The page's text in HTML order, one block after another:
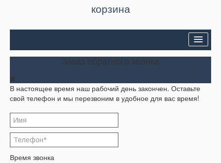
корзина
Двери входные
Окна и балконы
Кондиционеры
Акции
Корзина
Заказ обратного звонка
В настоящее время наш рабочий день закончен. Оставьте
свой телефон и мы перезвоним в удобное для вас время!
Время звонка